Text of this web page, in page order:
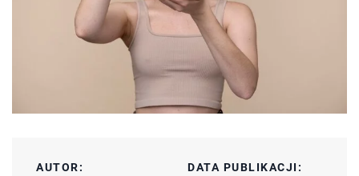
AUTOR: DATA PUBLIKACJI: